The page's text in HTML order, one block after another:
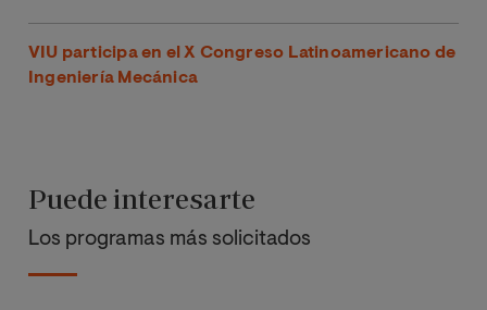
VIU participa en el X Congreso Latinoamericano de
Ingeniería Mecánica
Puede interesarte
Los programas más solicitados